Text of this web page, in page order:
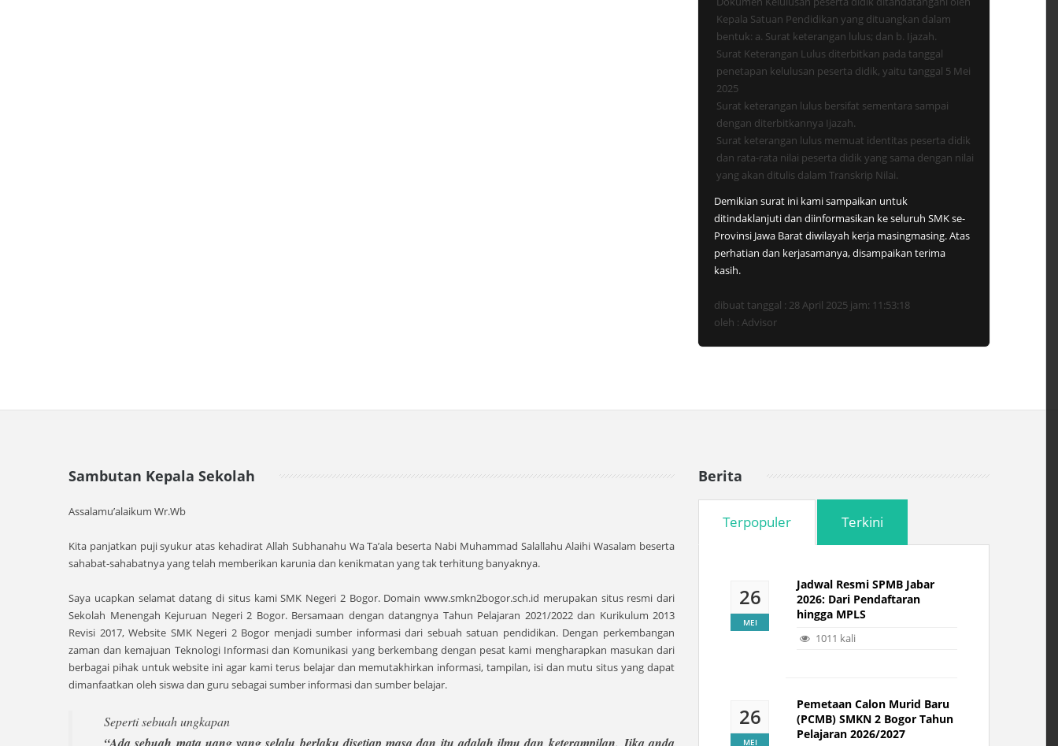
Kepala Satuan Pendidikan yang dituangkan dalam
bentuk: a. Surat keterangan lulus; dan b. Ijazah.
Surat Keterangan Lulus diterbitkan pada tanggal
penetapan kelulusan peserta didik, yaitu tanggal 5 Mei
2025
Surat keterangan lulus bersifat sementara sampai
dengan diterbitkannya Ijazah.
Surat keterangan lulus memuat identitas peserta didik
dan rata-rata nilai peserta didik yang sama dengan nilai
yang akan ditulis dalam Transkrip Nilai.
Demikian surat ini kami sampaikan untuk
ditindaklanjuti dan diinformasikan ke seluruh SMK se-
Provinsi Jawa Barat diwilayah kerja masingmasing. Atas
perhatian dan kerjasamanya, disampaikan terima
kasih.
dibuat tanggal : 28 April 2025 jam: 11:53:18
oleh : Advisor
Sambutan Kepala Sekolah
Assalamu’alaikum Wr.Wb
Kita panjatkan puji syukur atas kehadirat Allah Subhanahu Wa Ta’ala beserta Nabi Muhammad Salallahu Alaihi Wasalam beserta
sahabat-sahabatnya yang telah memberikan karunia dan kenikmatan yang tak terhitung banyaknya.
Saya ucapkan selamat datang di situs kami SMK Negeri 2 Bogor. Domain www.smkn2bogor.sch.id merupakan situs resmi dari
Sekolah Menengah Kejuruan Negeri 2 Bogor. Bersamaan dengan datangnya Tahun Pelajaran 2021/2022 dan Kurikulum 2013
Revisi 2017, Website SMK Negeri 2 Bogor menjadi sumber informasi dari sebuah satuan pendidikan. Dengan perkembangan
zaman dan kemajuan Teknologi Informasi dan Komunikasi yang berkembang dengan pesat kami mengharapkan masukan dari
berbagai pihak untuk website ini agar kami terus belajar dan memutakhirkan informasi, tampilan, isi dan mutu situs yang dapat
dimanfaatkan oleh siswa dan guru sebagai sumber informasi dan sumber belajar.
Seperti sebuah ungkapan
Berita
Terpopuler Terkini
26
MEI
Jadwal Resmi SPMB Jabar
2026: Dari Pendaftaran
hingga MPLS
1011 kali
26
MEI
Pemetaan Calon Murid Baru
(PCMB) SMKN 2 Bogor Tahun
Pelajaran 2026/2027